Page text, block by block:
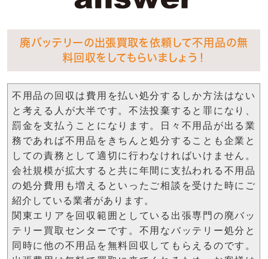
廃バッテリーの出張買取を依頼して不用品の無
料回収をしてもらいましょう！
不用品の回収は費用を払い処分するしか方法はない
と考える人が大半です。不法投棄すると罪になり、
罰金を支払うことになります。日々不用品が出る業
務であれば不用品をきちんと処分することも企業と
しての責務として適切に行わなければいけません。
会社規模が拡大すると共に年間に支払われる不用品
の処分費用も増えるといったご相談を受けた時にご
紹介している業者があります。
関東エリアを回収範囲としている出張専門の廃バッ
テリー買取センターです。不用なバッテリー処分と
同時に他の不用品を無料回収してもらえるのです。